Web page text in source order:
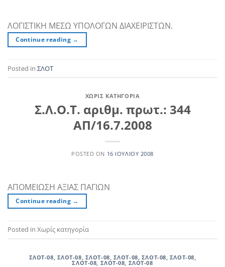
ΛΟΓΙΣΤΙΚΗ ΜΕΣΩ ΥΠΟΛΟΓΩΝ ΔΙΑΧΕΙΡΙΣΤΩΝ.
Continue reading →
Posted in ΣΛΟΤ
ΧΩΡΊΣ ΚΑΤΗΓΟΡΊΑ
Σ.Λ.Ο.Τ. αριθμ. πρωτ.: 344
ΑΠ/16.7.2008
POSTED ON 16 ΙΟΥΛΊΟΥ 2008
ΑΠΟΜΕΙΩΣΗ ΑΞΙΑΣ ΠΑΓΙΩΝ
Continue reading →
Posted in Χωρίς κατηγορία
ΣΛΟΤ-08 ΣΛΟΤ-08 ΣΛΟΤ-08 ΣΛΟΤ-08 ΣΛΟΤ-08 ΣΛΟΤ-08
ΣΛΟΤ-08 ΣΛΟΤ-08 ΣΛΟΤ-08